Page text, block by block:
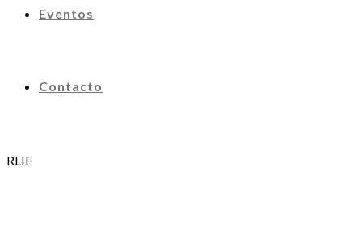
RLIE
Eventos
Contacto